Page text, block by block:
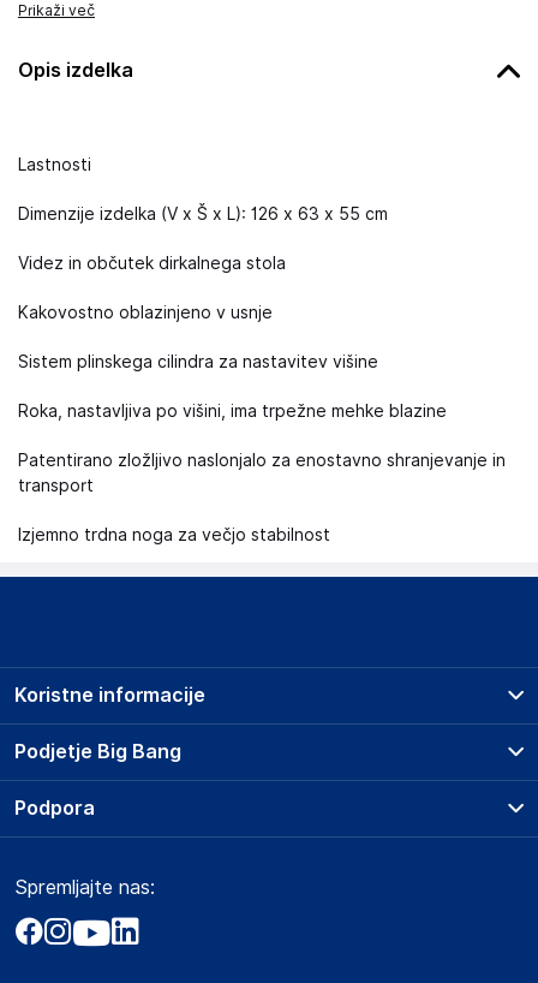
Prikaži več
Opis izdelka
Lastnosti
Dimenzije izdelka (V x Š x L): 126 x 63 x 55 cm
Videz in občutek dirkalnega stola
Kakovostno oblazinjeno v usnje
Sistem plinskega cilindra za nastavitev višine
Roka, nastavljiva po višini, ima trpežne mehke blazine
Patentirano zložljivo naslonjalo za enostavno shranjevanje in
transport
Izjemno trdna noga za večjo stabilnost
Podjetje Big Bang
O podjetju
Obvestila za javnost
Akt o digitalnih storitvah
Koristne informacije
Prodajna mesta
Storitve
Dostava, vnos in odvoz
Zavarovanje izdelkov
Podpora
Marketplace
Kako oddati naročilo?
Spremljajte nas: